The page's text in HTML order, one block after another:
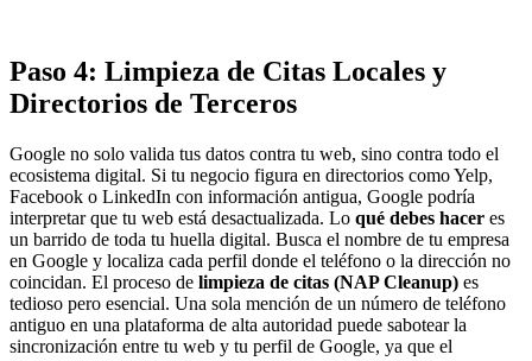
Paso 4: Limpieza de Citas Locales y
Directorios de Terceros
Google no solo valida tus datos contra tu web, sino contra todo el
ecosistema digital. Si tu negocio figura en directorios como Yelp,
Facebook o LinkedIn con información antigua, Google podría
interpretar que tu web está desactualizada. Lo qué debes hacer es
un barrido de toda tu huella digital. Busca el nombre de tu empresa
en Google y localiza cada perfil donde el teléfono o la dirección no
coincidan. El proceso de limpieza de citas (NAP Cleanup) es
tedioso pero esencial. Una sola mención de un número de teléfono
antiguo en una plataforma de alta autoridad puede sabotear la
sincronización entre tu web y tu perfil de Google, ya que el